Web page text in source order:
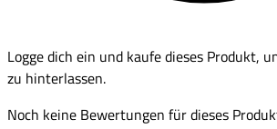
Logge dich ein und kaufe dieses Produkt,
zu hinterlassen.
Noch keine Bewertungen für dieses